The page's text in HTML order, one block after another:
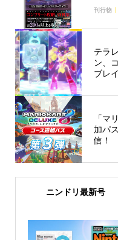
刊行物
テラ
ン、
ブレ
「マ
加パ
信！
ニンドリ最新号